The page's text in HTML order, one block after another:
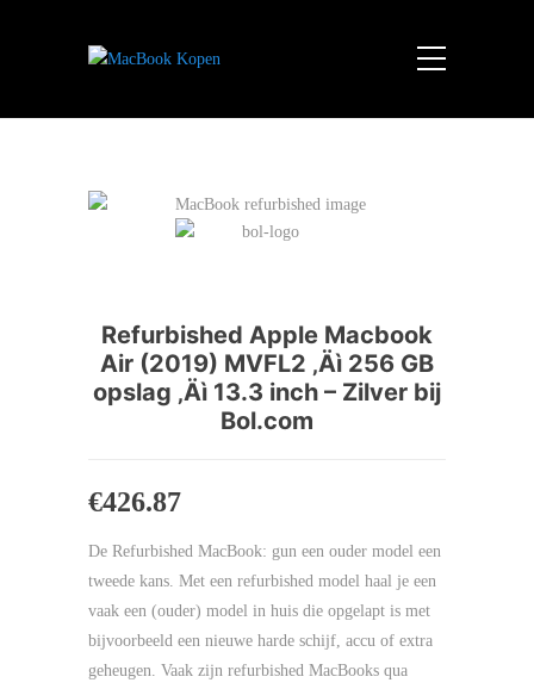
Refurbished Apple Macbook
Air (2019) MVFL2 ‚Äì 256 GB
opslag ‚Äì 13.3 inch – Zilver bij
Bol.com
€426.87
De Refurbished MacBook: gun een ouder model een
tweede kans. Met een refurbished model haal je een
vaak een (ouder) model in huis die opgelapt is met
bijvoorbeeld een nieuwe harde schijf, accu of extra
geheugen. Vaak zijn refurbished MacBooks qua